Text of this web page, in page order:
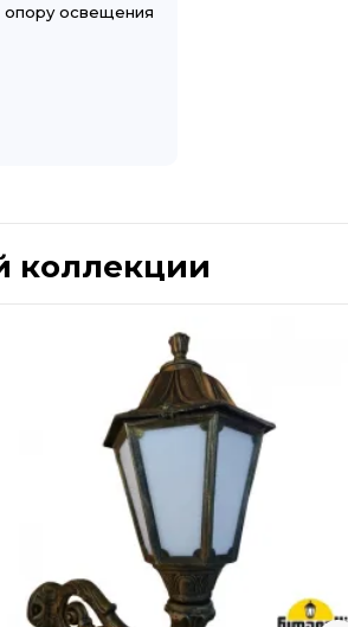
опору освещения
коллекцииБыстрый просмотр